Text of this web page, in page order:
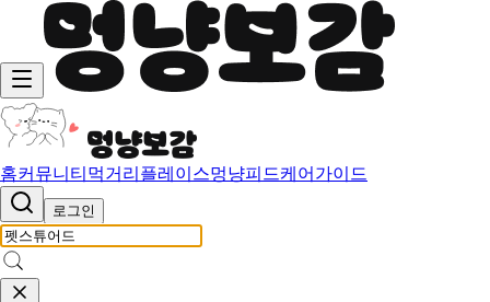
홈커뮤니티 먹거리 플레이스멍냥피드케어가이드
로그인